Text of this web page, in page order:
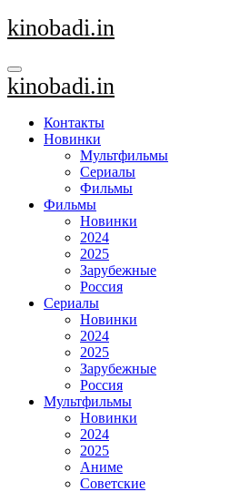
Перейти
к
kinobadi.in
kinobadi.in
Контакты
Новинки
Мультфильмы
Сериалы
Фильмы
Фильмы
Новинки
2024
2025
Зарубежные
Россия
Сериалы
Новинки
2024
2025
Зарубежные
Россия
Мультфильмы
Новинки
2024
2025
Аниме
Советские